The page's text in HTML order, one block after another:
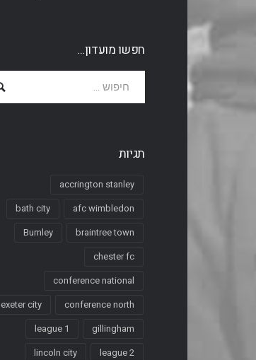
חפשו מועדון…
תגיות
accrington stanley
afc wimbledon
bath city
braintree town
Burnley
chester fc
conference national
conference north
exeter city
gillingham
league 1
league 2
lincoln city